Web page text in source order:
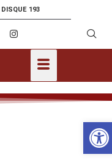
193